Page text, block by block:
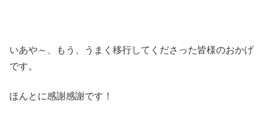
いあや～、もう、うまく移行してくださった皆様のおかげ
です。
ほんとに感謝感謝です！